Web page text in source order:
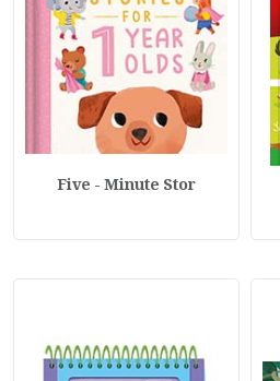
Five - Minute Stor